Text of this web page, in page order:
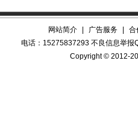
网站简介 广告服务
合
电话：15275837293 不良信息举
Copyright © 2012-